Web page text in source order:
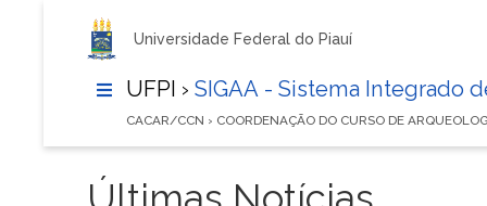
Universidade Federal do Piauí
UFPI › SIGAA - Sistema Integrado
CACAR/CCN › COORDENAÇÃO DO CURSO DE